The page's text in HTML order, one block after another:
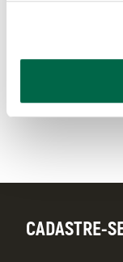
CADASTRE-